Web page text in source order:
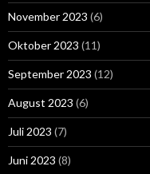
November 2023 (6)
Oktober 2023 (11)
September 2023 (12)
August 2023 (6)
Juli 2023 (7)
Juni 2023 (8)